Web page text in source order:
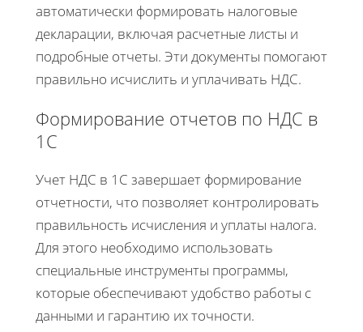
автоматически формировать налоговые
декларации, включая расчетные листы и
подробные отчеты. Эти документы помогают
правильно исчислить и уплачивать НДС.
Формирование отчетов по НДС в
1С
Учет НДС в 1С завершает формирование
отчетности, что позволяет контролировать
правильность исчисления и уплаты налога.
Для этого необходимо использовать
специальные инструменты программы,
которые обеспечивают удобство работы с
данными и гарантию их точности.